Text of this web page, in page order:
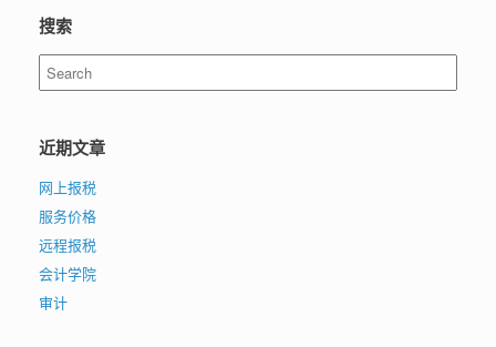
搜索
Search
for:
近期文章
网上报税
服务价格
远程报税
会计学院
审计